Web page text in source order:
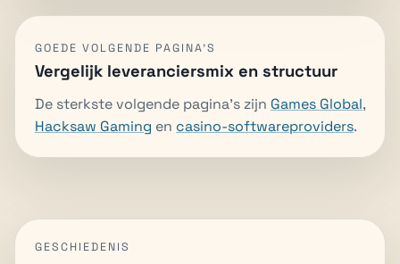
GOEDE VOLGENDE PAGINA'S
Vergelijk leveranciersmix en structuur
De sterkste volgende pagina's zijn Games Global,
Hacksaw Gaming en casino-softwareproviders.
GESCHIEDENIS